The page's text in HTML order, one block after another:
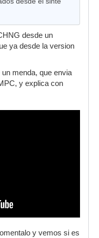
desde un
ya desde la version
menda, que envia
y explica con
y vemos si es